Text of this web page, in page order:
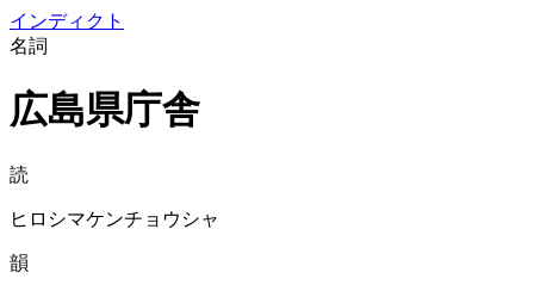
インディクト
名詞
広島県庁舎
読
ヒロシマケンチョウシャ
韻